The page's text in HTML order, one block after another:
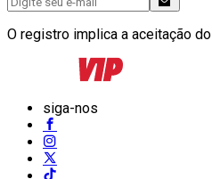
O registro implica a aceitação do
siga-nos